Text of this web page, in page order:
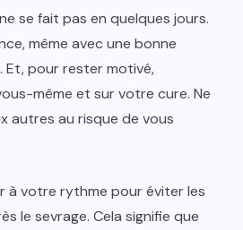
se fait pas en quelques jours.
même avec une bonne
pour rester motivé,
même et sur votre cure. Ne
autres au risque de vous
à votre rythme pour éviter les
le sevrage. Cela signifie que